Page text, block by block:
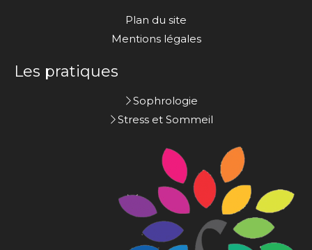
Plan du site
Mentions légales
Les pratiques
Sophrologie
Stress et Sommeil